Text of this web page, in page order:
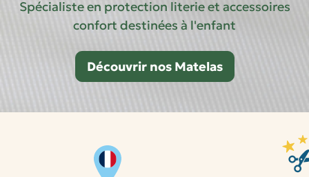
Spécialiste en protection literie et accessoires
confort destinées à l'enfant
Découvrir nos Matelas